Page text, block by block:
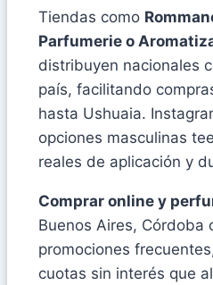
Tiendas como
Parfumerie o
distribuyen nacionales
país, facilitando
hasta Ushuaia.
opciones masculinas
reales de aplicación y
Comprar online y
Buenos Aires, Córdoba
promociones
cuotas sin interés que